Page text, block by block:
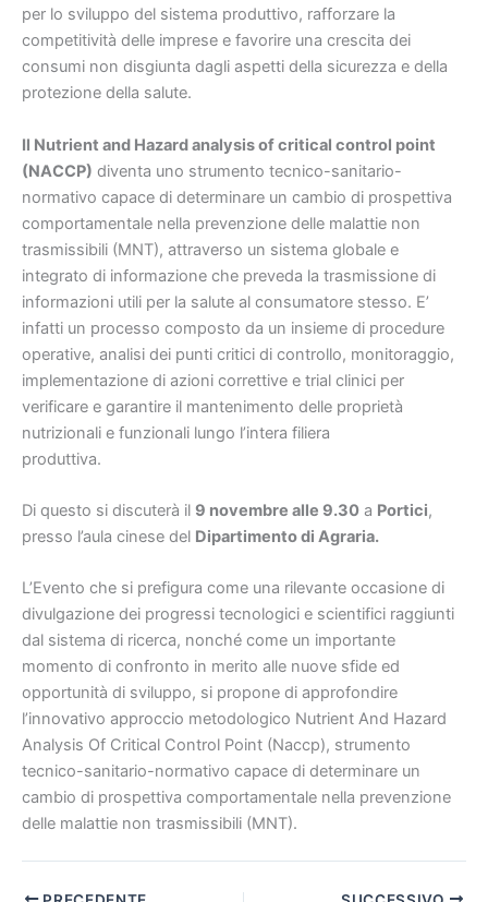
per lo sviluppo del sistema produttivo, rafforzare la
competitività delle imprese e favorire una crescita dei
consumi non disgiunta dagli aspetti della sicurezza e della
protezione della salute.
Il Nutrient and Hazard analysis of critical control point
(NACCP) diventa uno strumento tecnico-sanitario-
normativo capace di determinare un cambio di prospettiva
comportamentale nella prevenzione delle malattie non
trasmissibili (MNT), attraverso un sistema globale e
integrato di informazione che preveda la trasmissione di
informazioni utili per la salute al consumatore stesso. E’
infatti un processo composto da un insieme di procedure
operative, analisi dei punti critici di controllo, monitoraggio,
implementazione di azioni correttive e trial clinici per
verificare e garantire il mantenimento delle proprietà
nutrizionali e funzionali lungo l’intera filiera
produttiva.
Di questo si discuterà il 9 novembre alle 9.30 a Portici,
presso l’aula cinese del Dipartimento di Agraria.
L’Evento che si prefigura come una rilevante occasione di
divulgazione dei progressi tecnologici e scientifici raggiunti
dal sistema di ricerca, nonché come un importante
momento di confronto in merito alle nuove sfide ed
opportunità di sviluppo, si propone di approfondire
l’innovativo approccio metodologico Nutrient And Hazard
Analysis Of Critical Control Point (Naccp), strumento
tecnico-sanitario-normativo capace di determinare un
cambio di prospettiva comportamentale nella prevenzione
delle malattie non trasmissibili (MNT).